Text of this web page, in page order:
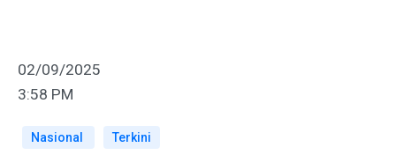
02/09/2025
3:58 PM
Nasional Terkini